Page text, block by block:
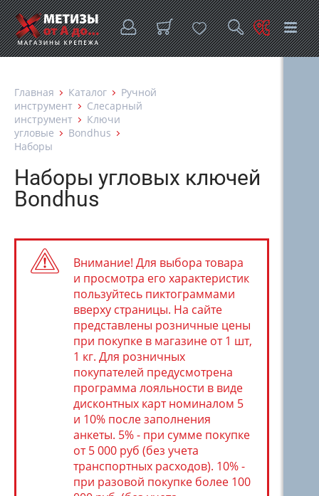
Главная Каталог
Ручной
инструмент
Слесарный
инструмент
Ключи
угловые
Bondhus
Наборы
Наборы угловых ключей
Bondhus
Внимание! Для выбора товара
и просмотра его характеристик
пользуйтесь пиктограммами
вверху страницы. На сайте
представлены розничные цены
при покупке в магазине от 1 шт,
1 кг. Для розничных
покупателей предусмотрена
программа лояльности в виде
дисконтных карт номиналом 5
и 10% после заполнения
анкеты. 5% - при сумме покупке
от 5 000 руб (без учета
транспортных расходов). 10% -
при разовой покупке более 100